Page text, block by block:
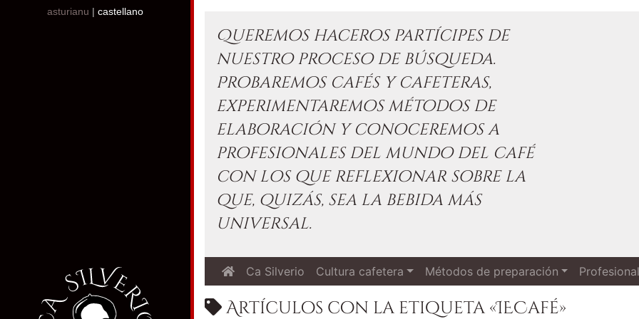
asturianu |castellano
Queremos haceros partícipes de
nuestro proceso de búsqueda.
Probaremos cafés y cafeteras,
experimentaremos métodos de
elaboración y conoceremos a
profesionales del mundo del café
con los que reflexionar sobre la
que, quizás, sea la bebida más
universal.
Ca Silverio Cultura cafetera Métodos de preparación
Artículos con la etiqueta «IECafé»